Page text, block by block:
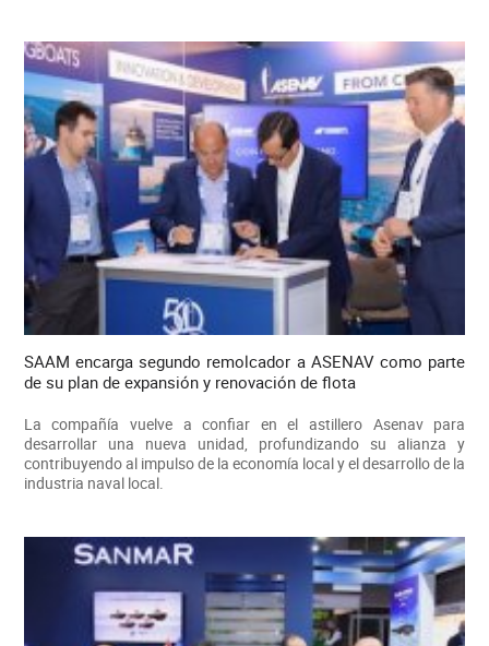
SAAM encarga segundo remolcador a ASENAV como parte
de su plan de expansión y renovación de flota
La compañía vuelve a confiar en el astillero Asenav para
desarrollar una nueva unidad, profundizando su alianza y
contribuyendo al impulso de la economía local y el desarrollo de la
industria naval local.